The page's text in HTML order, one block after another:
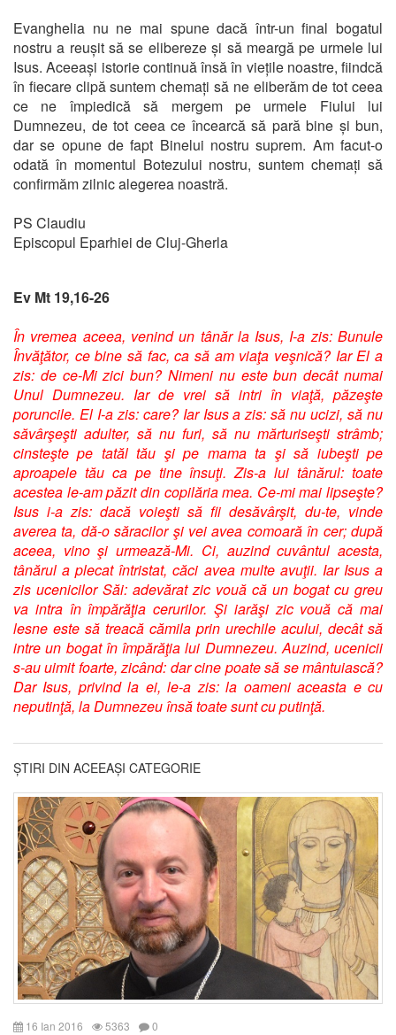
Evanghelia nu ne mai spune dacă într-un final bogatul
nostru a reușit să se elibereze și să meargă pe urmele lui
Isus. Aceeași istorie continuă însă în viețile noastre, fiindcă
în fiecare clipă suntem chemați să ne eliberăm de tot ceea
ce ne împiedică să mergem pe urmele Fiului lui
Dumnezeu, de tot ceea ce încearcă să pară bine și bun,
dar se opune de fapt Binelui nostru suprem. Am facut-o
odată în momentul Botezului nostru, suntem chemați să
confirmăm zilnic alegerea noastră.
PS Claudiu
Episcopul Eparhiei de Cluj-Gherla
Ev Mt 19,16-26
În vremea aceea, venind un tânăr la Isus, I-a zis: Bunule
Învăţător, ce bine să fac, ca să am viaţa veşnică? Iar El a
zis: de ce-Mi zici bun? Nimeni nu este bun decât numai
Unul Dumnezeu. Iar de vrei să intri în viaţă, păzeşte
poruncile. El I-a zis: care? Iar Isus a zis: să nu ucizi, să nu
săvârşeşti adulter, să nu furi, să nu mărturiseşti strâmb;
cinsteşte pe tatăl tău şi pe mama ta şi să iubeşti pe
aproapele tău ca pe tine însuţi. Zis-a lui tânărul: toate
acestea le-am păzit din copilăria mea. Ce-mi mai lipseşte?
Isus i-a zis: dacă voieşti să fii desăvârşit, du-te, vinde
averea ta, dă-o săracilor şi vei avea comoară în cer; după
aceea, vino şi urmează-Mi. Ci, auzind cuvântul acesta,
tânărul a plecat întristat, căci avea multe avuţii. Iar Isus a
zis ucenicilor Săi: adevărat zic vouă că un bogat cu greu
va intra în împărăţia cerurilor. Şi iarăşi zic vouă că mai
lesne este să treacă cămila prin urechile acului, decât să
intre un bogat în împărăţia lui Dumnezeu. Auzind, ucenicii
s-au uimit foarte, zicând: dar cine poate să se mântuiască?
Dar Isus, privind la ei, le-a zis: la oameni aceasta e cu
neputinţă, la Dumnezeu însă toate sunt cu putinţă.
ȘTIRI DIN ACEEAȘI CATEGORIE
16 Ian 2016 5363 0